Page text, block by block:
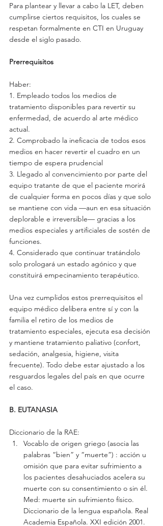
Para plantear y llevar a cabo la LET, deben
cumplirse ciertos requisitos, los cuales se
respetan formalmente en CTI en Uruguay
desde el siglo pasado.
Prerrequisitos
Haber:
1. Empleado todos los medios de
tratamiento disponibles para revertir su
enfermedad, de acuerdo al arte médico
actual.
2. Comprobado la ineficacia de todos esos
medios en hacer revertir el cuadro en un
tiempo de espera prudencial
3. Llegado al convencimiento por parte del
equipo tratante de que el paciente morirá
de cualquier forma en pocos días y que solo
se mantiene con vida —aun en esa situación
deplorable e irreversible— gracias a los
medios especiales y artificiales de sostén de
funciones.
4. Considerado que continuar tratándolo
solo prologará un estado agónico y que
constituirá empecinamiento terapéutico.
Una vez cumplidos estos prerrequisitos el
equipo médico delibera entre sí y con la
familia el retiro de los medios de
tratamiento especiales, ejecuta esa decisión
y mantiene tratamiento paliativo (confort,
sedación, analgesia, higiene, visita
frecuente). Todo debe estar ajustado a los
resguardos legales del país en que ocurre
el caso.
B. EUTANASIA
Diccionario de la RAE:
Vocablo de origen griego (asocia las
palabras “bien” y “muerte”) : acción u
omisión que para evitar sufrimiento a
los pacientes desahuciados acelera su
muerte con su consentimiento o sin él.
Med: muerte sin sufrimiento físico.
Diccionario de la lengua española. Real
Academia Española. XXI edición 2001.